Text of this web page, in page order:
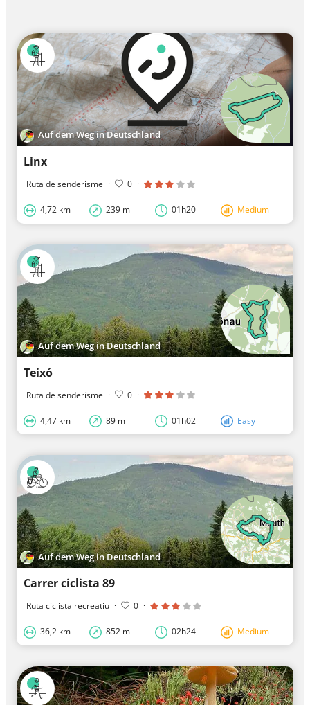
Auf dem Weg in Deutschland
Linx
Ruta de senderisme · 0 ·
4,72 km 239 m 01h20 Medium
Auf dem Weg in Deutschland
Teixó
Ruta de senderisme · 0 ·
4,47 km 89 m 01h02 Easy
Auf dem Weg in Deutschland
Carrer ciclista 89
Ruta ciclista recreatiu · 0 ·
36,2 km 852 m 02h24 Medium